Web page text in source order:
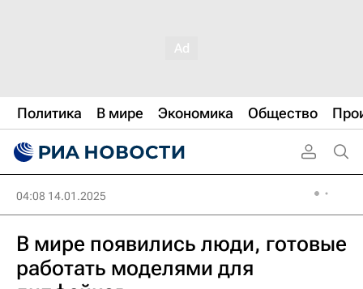
Политика В мире Экономика Общество
04:08 14.01.2025
В мире появились люди, готовые
работать моделями для